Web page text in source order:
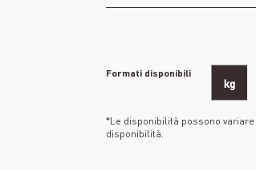
Formati disponibili
kg
*Le disponibilità possono
disponibilità.